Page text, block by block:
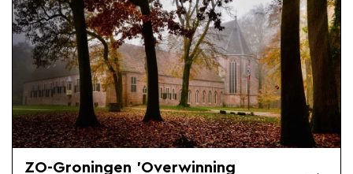
ZO-Groningen 'Overwinning